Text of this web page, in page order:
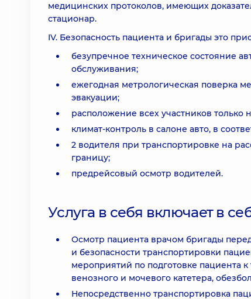
медицинских протоколов, имеющих
стационар.
IV. Безопасность пациента и бригады это
безупречное техническое состояние
обслуживания;
ежегодная метрологическая поверка
эвакуации;
расположение всех участников
климат-контроль в салоне авто, в
2 водителя при транспортировке на
границу;
предрейсовый осмотр водителей.
Услуга в себя включает в
Осмотр пациента врачом бригады
и безопасности транспортировки
мероприятий по подготовке пациента
венозного и мочевого катетера,
Непосредственно транспортировка